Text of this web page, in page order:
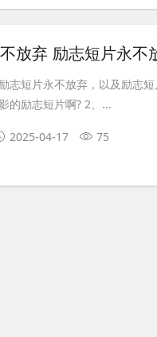
放弃 励志短片永不
志短片永不放弃，以及励志
的励志短片啊? 2、...
2025-04-17 75